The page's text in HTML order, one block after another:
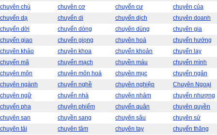
chuyên chú
chuyên cơ chuyển cư
chuyên của
chuyển dạ
chuyển di chuyển dịch
chuyên doanh
chuyển dời
chuyển dòng chuyên dùng
chuyên gia
chuyển giao
chuyển giọng chuyên hoá
chuyển hướng
chuyên khảo
chuyên khoa chuyển khoản
chuyển lay
chuyển mã
chuyển mạch chuyền máu
chuyển mình
chuyên môn
chuyên môn hoá chuyên mục
chuyển ngân
chuyên ngành
chuyển nghề chuyên nghiệp
Chuyên Ngoại
chuyên ngữ
chuyển nhà chuyện nhảm
chuyển nhượng
chuyển pha
chuyện phiếm chuyển quân
chuyên quyền
chuyên san
chuyền sang chuyên sâu
chuyên sử
chuyên tải
chuyên tâm chuyên tay
chuyển thăng